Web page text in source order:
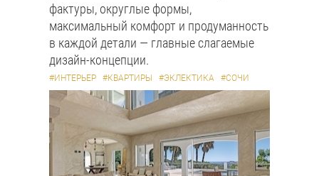
фактуры, округлые формы,
максимальный комфорт и продуманность
в каждой детали — главные слагаемые
дизайн-концепции.
#ИНТЕРЬЕР #КВАРТИРЫ #ЭКЛЕКТИКА #СОЧИ